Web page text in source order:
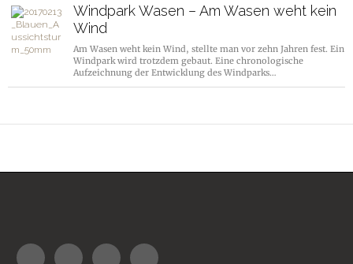
Windpark Wasen – Am Wasen weht kein
Wind
Am Wasen weht kein Wind, stellte man vor zehn Jahren fest. Ein
Windpark wird trotzdem gebaut. Eine chronologische
Aufzeichnung der Entwicklung des Windparks…